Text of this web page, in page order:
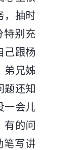
，抽时
特别充
己跟杨
弟兄姊
题还知
一会儿
的问
笔写讲